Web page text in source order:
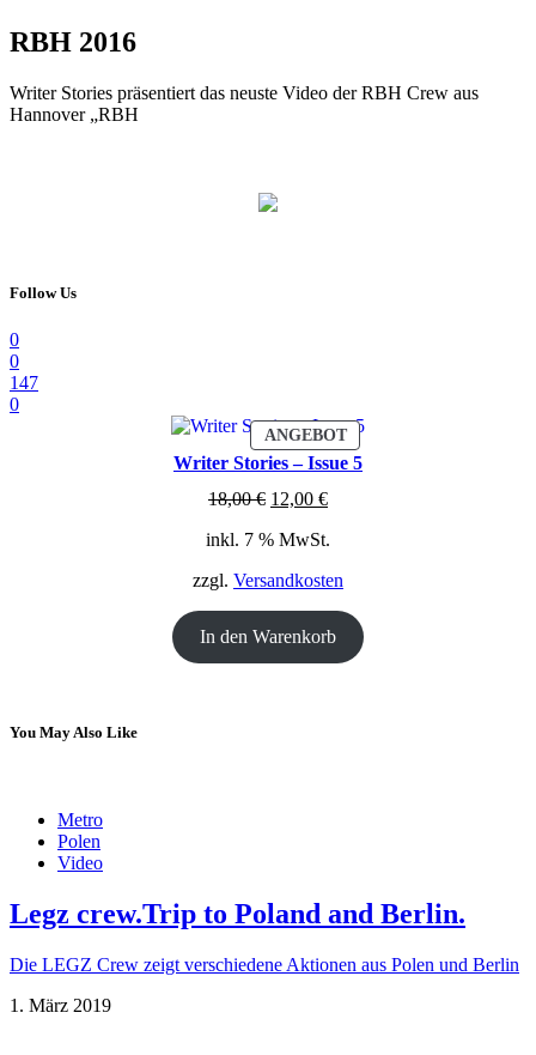
RBH 2016
Writer Stories präsentiert das neuste Video der RBH Crew aus
Hannover „RBH
Follow Us
0
0
147
0
ANGEBOTPRODUKT
IM
ANGEBOT
Writer Stories – Issue 5
18,00€ Ursprünglicher
war:
12,00 €Aktueller
ist:
inkl. 7 % MwSt.
zzgl. Versandkosten
In den Warenkorb
You May Also Like
Metro
Polen
Video
Legz crew.Trip to Poland and Berlin.
Die LEGZ Crew zeigt verschiedene Aktionen aus Polen und Berlin
1. März 2019